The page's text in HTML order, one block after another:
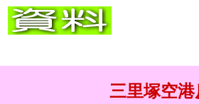
三里塚空